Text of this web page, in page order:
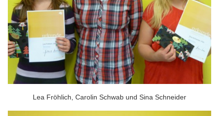
Lea Fröhlich, Carolin Schwab und Sina Schneider